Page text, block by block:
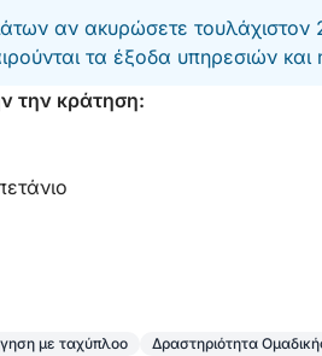
αν ακυρώσετε τουλάχιστον
τα έξοδα υπηρεσιών και
την κράτηση:
με ταχύπλοο Δραστηριότητα